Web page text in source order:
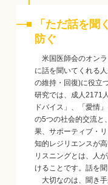
「ただ話を聞
防ぐ
米国医師会のオン
に話を聞いてくれる
の維持・回復)に役立
研究では、成人2171
ドバイス」、「愛情
の5つの社会的交流と
果、サポーティブ・
知的レジリエンスが
リスニングとは、人
けることです。話を
大切なのは、聞き